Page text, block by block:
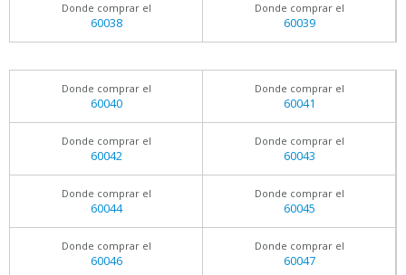
Donde comprar el
60038
Donde comprar el
60039
Donde comprar el
60040
Donde comprar el
60041
Donde comprar el
60042
Donde comprar el
60043
Donde comprar el
60044
Donde comprar el
60045
Donde comprar el
60046
Donde comprar el
60047